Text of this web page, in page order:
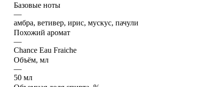
Базовые ноты
—
амбра, ветивер, ирис, мускус, пачули
Похожий аромат
—
Chance Eau Fraiche
Объём, мл
—
50 мл